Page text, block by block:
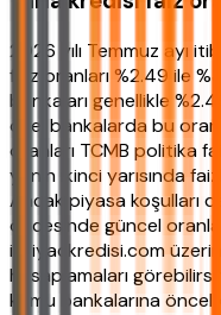
2026 yılı Temmuz ayı
faiz oranları %2.49 ile
bankaları genellikle
özel bankalarda bu
oranları TCMB politika
yılının ikinci yarısında
Ancak piyasa koşulları
öncesinde güncel
ihtiyackredisi.com
hesaplamaları
kamu bankalarına